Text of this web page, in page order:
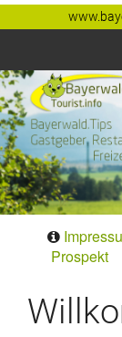
Bayerwald
Gastgeber Tips
Regionen
Orte
Prospekt